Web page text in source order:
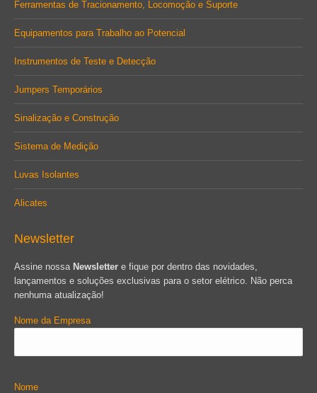
Ferramentas de Tracionamento, Locomoção e Suporte
Equipamentos para Trabalho ao Potencial
Instrumentos de Teste e Detecção
Jumpers Temporários
Sinalização e Construção
Sistema de Medição
Luvas Isolantes
Alicates
Newsletter
Assine nossa Newsletter e fique por dentro das novidades,
lançamentos e soluções exclusivas para o setor elétrico. Não perca
nenhuma atualização!
Nome da Empresa
Nome